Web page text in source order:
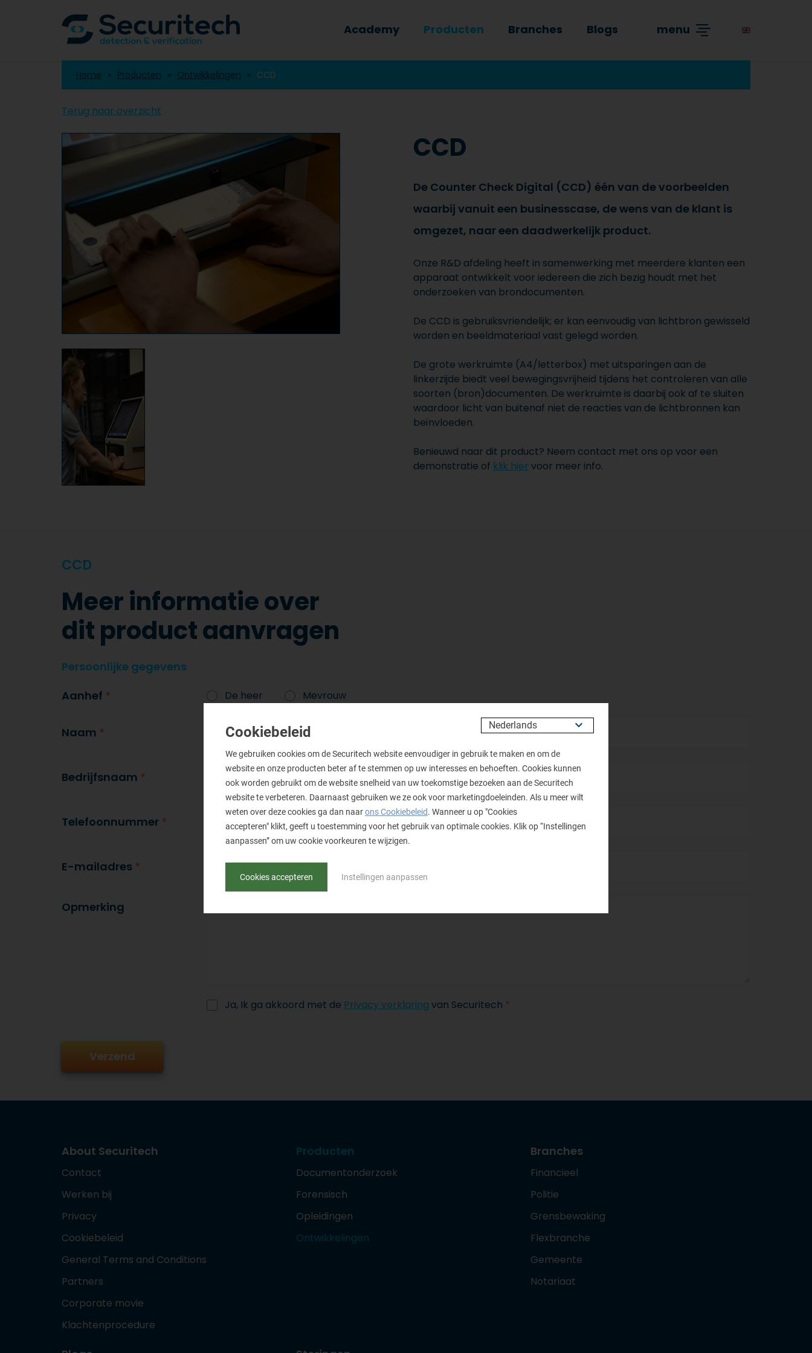
Academy Producten Branches Blogs menu
Home Producten Ontwikkelingen CCD
Terug naar overzicht
CCD
De Counter Check Digital (CCD) één van de voorbeelden
waarbij vanuit een businesscase, de wens van de klant is
omgezet, naar een daadwerkelijk product.
Onze R&D afdeling heeft in samenwerking met meerdere klanten een
apparaat ontwikkelt voor iedereen die zich bezig houdt met het
onderzoeken van brondocumenten.
De CCD is gebruiksvriendelijk; er kan eenvoudig van lichtbron gewisseld
worden en beeldmateriaal vast gelegd worden.
De grote werkruimte (A4/letterbox) met uitsparingen aan de
linkerzijde biedt veel bewegingsvrijheid tijdens het controleren van alle
soorten (bron)documenten. De werkruimte is daarbij ook af te sluiten
waardoor licht van buitenaf niet de reacties van de lichtbronnen kan
beïnvloeden.
Benieuwd naar dit product? Neem contact met ons op voor een
demonstratie of klik hier voor meer info.
CCD
Meer informatie over
dit product aanvragen
Persoonlijke gegevens
Aanhef * De heer Mevrouw
Naam *
Bedrijfsnaam *
Telefoonnummer *
E-mailadres *
Opmerking
Ja, Ik ga akkoord met de Privacy verklaring van Securitech *
About Securitech
Contact
Werken bij
Privacy
Cookiebeleid
General Terms and Conditions
Partners
Corporate movie
Klachtenprocedure
Producten
Documentonderzoek
Forensisch
Opleidingen
Ontwikkelingen
Branches
Financieel
Politie
Grensbewaking
Flexbranche
Gemeente
Notariaat
Cookiebeleid
We gebruiken cookies om de Securitech website eenvoudiger in gebruik te maken en om de
website en onze producten beter af te stemmen op uw interesses en behoeften. Cookies kunnen
ook worden gebruikt om de website snelheid van uw toekomstige bezoeken aan de Securitech
website te verbeteren. Daarnaast gebruiken we ze ook voor marketingdoeleinden. Als u meer wilt
weten over deze cookies ga dan naarons Cookiebeleid. Wanneer u op "Cookies
accepteren" klikt, geeft u toestemming voor het gebruik van optimale cookies. Klik op “Instellingen
aanpassen” om uw cookie voorkeuren te wijzigen.
Cookies accepteren Instellingen aanpassen